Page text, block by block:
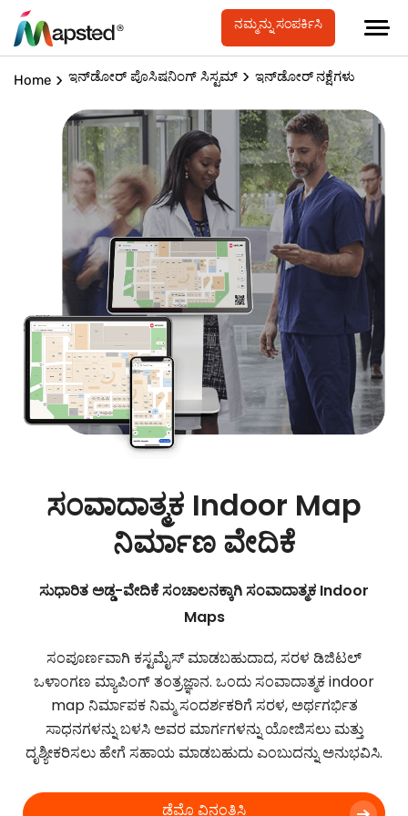
ನಮ್ಮನ್ನು ಸಂಪರ್ಕಿಸಿ
Home ಇನ್‌ಡೋರ್ ಪೊಸಿಷನಿಂಗ್ ಸಿಸ್ಟಮ್ ಇನ್‌ಡೋರ್ ನಕ್ಷೆಗಳು
ಸಂವಾದಾತ್ಮಕ Indoor Map
ನಿರ್ಮಾಣ ವೇದಿಕೆ
ಸುಧಾರಿತ ಅಡ್ಡ-ವೇದಿಕೆ ಸಂಚಾಲನಕ್ಕಾಗಿ ಸಂವಾದಾತ್ಮಕ Indoor
Maps
ಸಂಪೂರ್ಣವಾಗಿ ಕಸ್ಟಮೈಸ್ ಮಾಡಬಹುದಾದ, ಸರಳ ಡಿಜಿಟಲ್
ಒಳಾಂಗಣ ಮ್ಯಾಪಿಂಗ್ ತಂತ್ರಜ್ಞಾನ. ಒಂದು ಸಂವಾದಾತ್ಮಕ indoor
map ನಿರ್ಮಾಪಕ ನಿಮ್ಮ ಸಂದರ್ಶಕರಿಗೆ ಸರಳ, ಅರ್ಥಗರ್ಭಿತ
ಸಾಧನಗಳನ್ನು ಬಳಸಿ ಅವರ ಮಾರ್ಗಗಳನ್ನು ಯೋಜಿಸಲು ಮತ್ತು
ದೃಶ್ಯೀಕರಿಸಲು ಹೇಗೆ ಸಹಾಯ ಮಾಡಬಹುದು ಎಂಬುದನ್ನು ಅನುಭವಿಸಿ.
ಡೆಮೊ ವಿನಂತಿಸಿ